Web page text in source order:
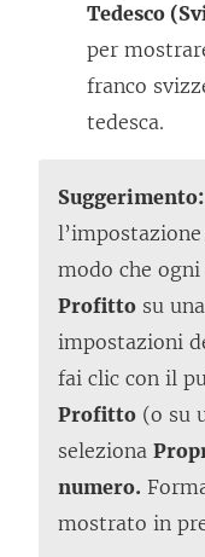
Tedesco
per
franco
tedesca.
Suggerimento:
modo che
Profitto su
impostazioni
fai clic con il
Profitto (o su
seleziona
numero.
mostrato in